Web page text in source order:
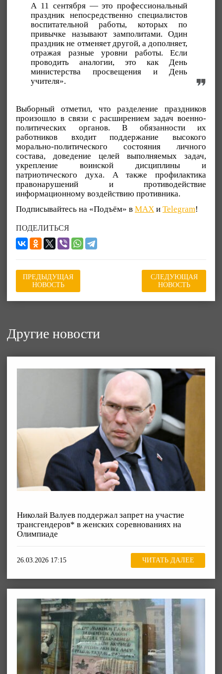
А 11 сентября — это профессиональный
праздник непосредственно специалистов
воспитательной работы, которых по
привычке называют замполитами. Один
праздник не отменяет другой, а дополняет,
отражая разные уровни работы. Если
проводить аналогии, это как День
министерства просвещения и День
учителя».
Выборный отметил, что разделение праздников
произошло в связи с расширением задач военно-
политических органов. В обязанности их
работников входит поддержание высокого
морально-политического состояния личного
состава, доведение целей выполняемых задач,
укрепление воинской дисциплины и
патриотического духа. А также профилактика
правонарушений и противодействие
информационному воздействию противника.
Подписывайтесь на «Подъём» в MAX и Telegram!
ПОДЕЛИТЬСЯ
ПРЕДЫДУЩАЯ
НОВОСТЬ
СЛЕДУЮЩАЯ
НОВОСТЬ
Другие новости
Николай Валуев поддержал запрет на участие
трансгендеров* в женских соревнованиях на
Олимпиаде
26.03.2026 17:15 ЧИТАТЬ ДАЛЕЕ